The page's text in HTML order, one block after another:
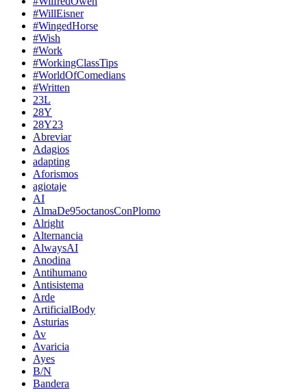
#WillEisner
#WingedHorse
#Wish
#Work
#WorkingClassTips
#WorldOfComedians
#Written
23L
28Y
28Y23
Abreviar
Adagios
adapting
Aforismos
agiotaje
AI
AlmaDe95octanosConPlomo
Alright
Alternancia
AlwaysAI
Anodina
Antihumano
Antisistema
Arde
ArtificialBody
Asturias
Av
Avaricia
Ayes
B/N
Bandera